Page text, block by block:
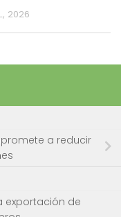
2026
a reducir
exportación de